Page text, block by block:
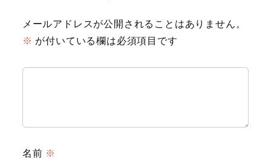
メールアドレスが公開されることはありません。
※ が付いている欄は必須項目です
名前 ※